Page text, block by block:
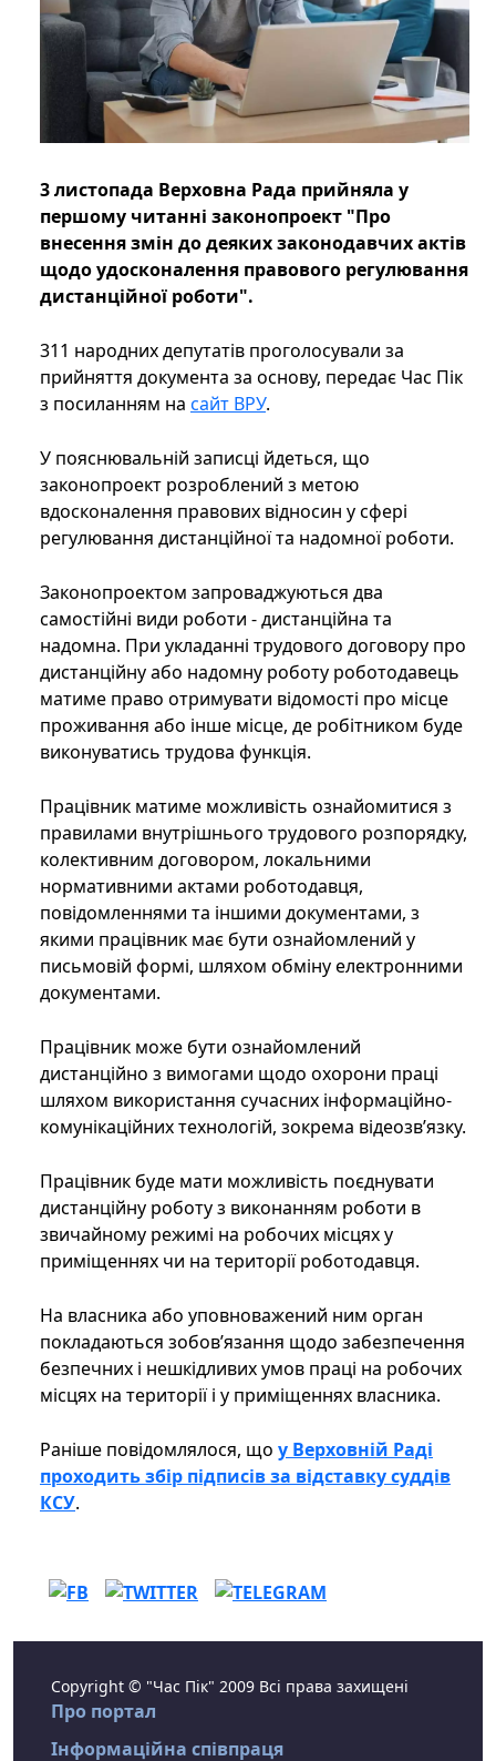
3 листопада Верховна Рада прийняла у
першому читанні законопроект "Про
внесення змін до деяких законодавчих актів
щодо удосконалення правового регулювання
дистанційної роботи".
311 народних депутатів проголосували за
прийняття документа за основу, передає Час Пік
з посиланням на сайт ВРУ.
У пояснювальній записці йдеться, що
законопроект розроблений з метою
вдосконалення правових відносин у сфері
регулювання дистанційної та надомної роботи.
Законопроектом запроваджуються два
самостійні види роботи - дистанційна та
надомна. При укладанні трудового договору про
дистанційну або надомну роботу роботодавець
матиме право отримувати відомості про місце
проживання або інше місце, де робітником буде
виконуватись трудова функція.
Працівник матиме можливість ознайомитися з
правилами внутрішнього трудового розпорядку,
колективним договором, локальними
нормативними актами роботодавця,
повідомленнями та іншими документами, з
якими працівник має бути ознайомлений у
письмовій формі, шляхом обміну електронними
документами.
Працівник може бути ознайомлений
дистанційно з вимогами щодо охорони праці
шляхом використання сучасних інформаційно-
комунікаційних технологій, зокрема відеозв’язку.
Працівник буде мати можливість поєднувати
дистанційну роботу з виконанням роботи в
звичайному режимі на робочих місцях у
приміщеннях чи на території роботодавця.
На власника або уповноважений ним орган
покладаються зобов’язання щодо забезпечення
безпечних і нешкідливих умов праці на робочих
місцях на території і у приміщеннях власника.
Раніше повідомлялося, що у Верховній Раді
проходить збір підписів за відставку суддів
КСУ.
Copyright © "Час Пік" 2009 Всі права захищені
Про портал
Інформаційна співпраця